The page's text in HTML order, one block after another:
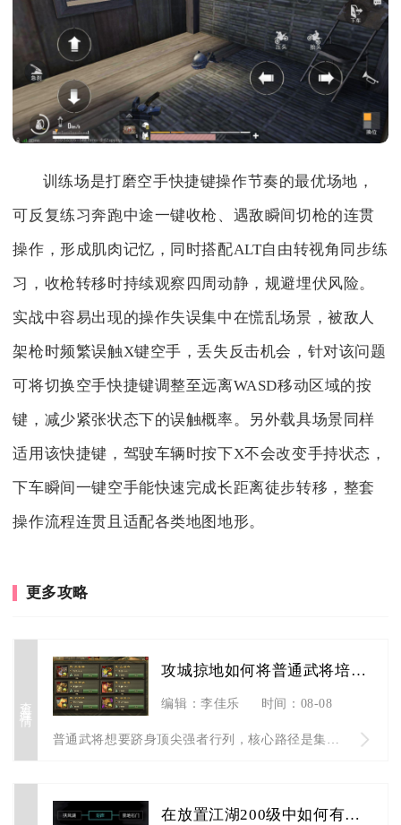
训练场是打磨空手快捷键操作节奏的最优场地，
可反复练习奔跑中途一键收枪、遇敌瞬间切枪的连贯
操作，形成肌肉记忆，同时搭配ALT自由转视角同步练
习，收枪转移时持续观察四周动静，规避埋伏风险。
实战中容易出现的操作失误集中在慌乱场景，被敌人
架枪时频繁误触X键空手，丢失反击机会，针对该问题
可将切换空手快捷键调整至远离WASD移动区域的按
键，减少紧张状态下的误触概率。另外载具场景同样
适用该快捷键，驾驶车辆时按下X不会改变手持状态，
下车瞬间一键空手能快速完成长距离徒步转移，整套
操作流程连贯且适配各类地图地形。
更多攻略
查看详情
攻城掠地如何将普通武将培养成顶尖强者
编辑：李佳乐 时间：08-08
普通武将想要跻身顶尖强者行列，核心路径是集中资源定向深耕、配...
在放置江湖200级中如何有效进行闭关升级